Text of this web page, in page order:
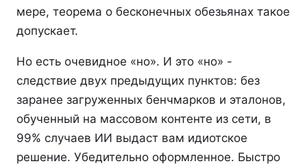
мере, теорема о бесконечных обезьянах такое
допускает.
Но есть очевидное «но». И это «но» -
следствие двух предыдущих пунктов: без
заранее загруженных бенчмарков и эталонов,
обученный на массовом контенте из сети, в
99% случаев ИИ выдаст вам идиотское
решение. Убедительно оформленное. Быстро